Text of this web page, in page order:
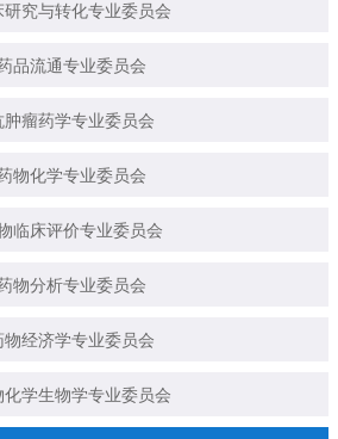
研究与转化专业委员会
品流通专业委员会
肿瘤药学专业委员会
物化学专业委员会
临床评价专业委员会
物分析专业委员会
物经济学专业委员会
化学生物学专业委员会